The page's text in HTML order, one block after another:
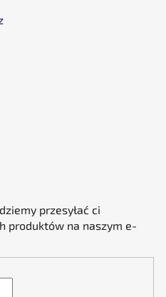
przesyłać ci
produktów na naszym e-